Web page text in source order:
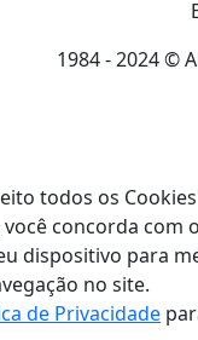
1984 - 2024 ©
todos os
concorda com o
dispositivo para
no site.
de Privacidade